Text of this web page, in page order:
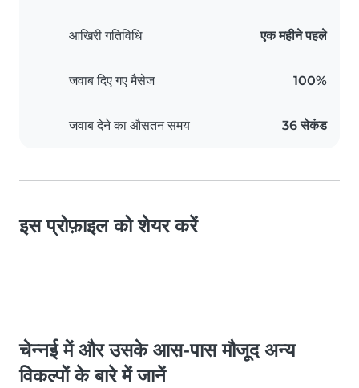
आखिरी गतिविधि एक महीने पहले
जवाब दिए गए मैसेज 100%
जवाब देने का औसतन समय 36 सेकंड
इस प्रोफ़ाइल को शेयर करें
चेन्नई में और उसके आस-पास मौजूद अन्य
विकल्पों के बारे में जानें